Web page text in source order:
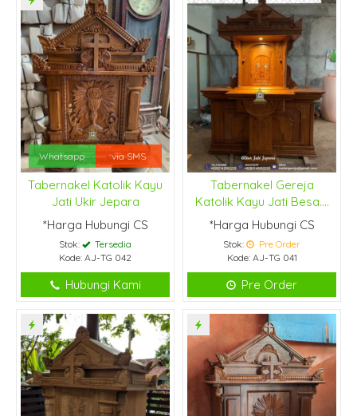
Whatsapp via SMS
Tabernakel Katolik Kayu
Jati Ukir Jepara
*Harga Hubungi CS
Stok:
Tersedia
Kode: AJ-TG 042
Hubungi Kami
Tabernakel Gereja
Katolik Kayu Jati Besa....
*Harga Hubungi CS
Stok:
Pre Order
Kode: AJ-TG 041
Pre Order